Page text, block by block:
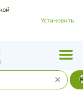
Установить